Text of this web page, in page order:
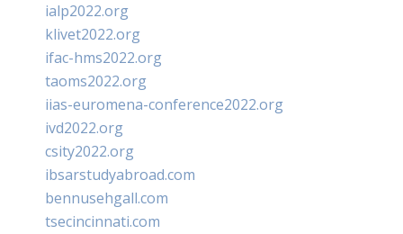
ialp2022.org
klivet2022.org
ifac-hms2022.org
taoms2022.org
iias-euromena-conference2022.org
ivd2022.org
csity2022.org
ibsarstudyabroad.com
bennusehgall.com
tsecincinnati.com